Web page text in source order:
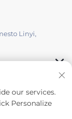
Linyi,
our services.
Personalize